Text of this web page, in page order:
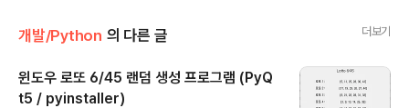
개발/Python 의 다른 글 더보기
윈도우 로또 6/45 랜덤 생성 프로그램 (PyQ
t5 / pyinstaller)